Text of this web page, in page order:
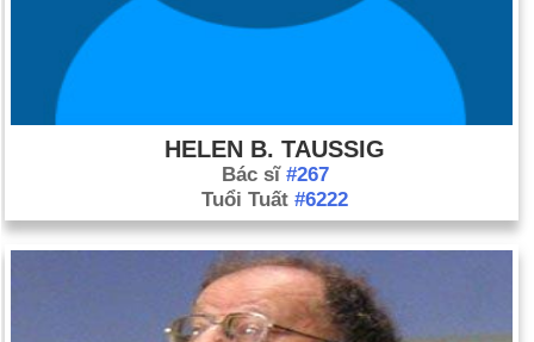
HELEN B. TAUSSIG
Bác sĩ #267
Tuổi Tuất #6222